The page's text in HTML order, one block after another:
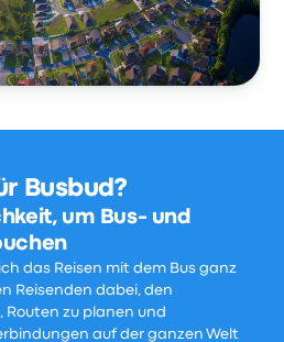
Busbud?
um Bus- und
das Reisen mit dem Bus ganz
Reisenden dabei, den
Routen zu planen und
auf der ganzen Welt